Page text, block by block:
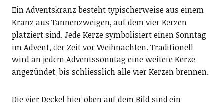
Ein Adventskranz besteht typischerweise aus einem
Kranz aus Tannenzweigen, auf dem vier Kerzen
platziert sind. Jede Kerze symbolisiert einen Sonntag
im Advent, der Zeit vor Weihnachten. Traditionell
wird an jedem Adventssonntag eine weitere Kerze
angezündet, bis schliesslich alle vier Kerzen brennen.
Die vier Deckel hier oben auf dem Bild sind ein